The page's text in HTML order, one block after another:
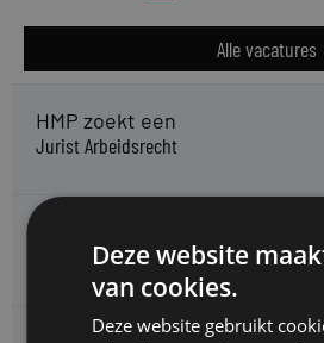
Alle vacatures
HMP zoekt een
Jurist Arbeidsrecht
Juridisch Adviseur
Deze website
van cookies.
Deze website gebruikt